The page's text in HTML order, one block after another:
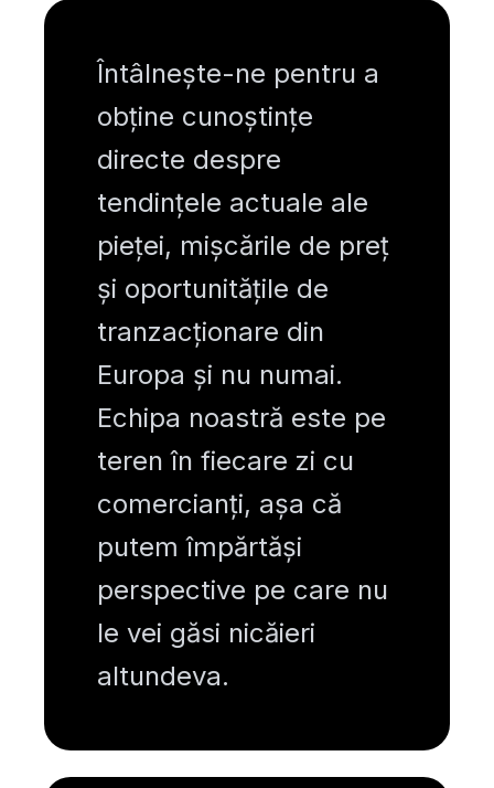
Întâlnește-ne pentru a
obține cunoștințe
directe despre
tendințele actuale ale
pieței, mișcările de preț
și oportunitățile de
tranzacționare din
Europa și nu numai.
Echipa noastră este pe
teren în fiecare zi cu
comercianți, așa că
putem împărtăși
perspective pe care nu
le vei găsi nicăieri
altundeva.